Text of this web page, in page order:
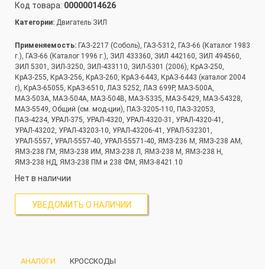
Код товара: 00000014626
Категории: Двигатель ЗИЛ
Применяемость: ГАЗ-2217 (Соболь), ГАЗ-5312, ГАЗ-66 (Каталог 1983
г.), ГАЗ-66 (Каталог 1996 г.), ЗИЛ 433360, ЗИЛ 442160, ЗИЛ 494560,
ЗИЛ 5301, ЗИЛ-3250, ЗИЛ-433110, ЗИЛ-5301 (2006), КрАЗ-250,
КрАЗ-255, КрАЗ-256, КрАЗ-260, КрАЗ-6443, КрАЗ-6443 (каталог 2004
г), КрАЗ-65055, КрАЗ-6510, ЛАЗ 5252, ЛАЗ 699Р, МАЗ-500А,
МАЗ-503А, МАЗ-504А, МАЗ-504В, МАЗ-5335, МАЗ-5429, МАЗ-54328,
МАЗ-5549, Общий (см. мод-ции), ПАЗ-3205-110, ПАЗ-32053,
ПАЗ-4234, УРАЛ-375, УРАЛ-4320, УРАЛ-4320-31, УРАЛ-4320-41,
УРАЛ-43202, УРАЛ-43203-10, УРАЛ-43206-41, УРАЛ-532301,
УРАЛ-5557, УРАЛ-5557-40, УРАЛ-55571-40, ЯМЗ-236 М, ЯМЗ-238 АМ,
ЯМЗ-238 ГМ, ЯМЗ-238 ИМ, ЯМЗ-238 Л, ЯМЗ-238 М, ЯМЗ-238 Н,
ЯМЗ-238 НД, ЯМЗ-238 ПМ и 238 ФМ, ЯМЗ-8421.10
Нет в наличии
УВЕДОМИТЬ О НАЛИЧИИ
АНАЛОГИ КРОССКОДЫ